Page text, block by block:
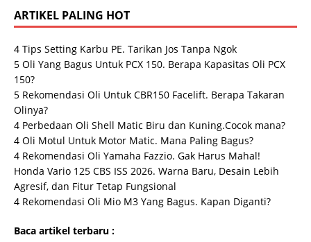
ARTIKEL PALING HOT
4 Tips Setting Karbu PE. Tarikan Jos Tanpa Ngok
5 Oli Yang Bagus Untuk PCX 150. Berapa Kapasitas Oli PCX
150?
5 Rekomendasi Oli Untuk CBR150 Facelift. Berapa Takaran
Olinya?
4 Perbedaan Oli Shell Matic Biru dan Kuning.Cocok mana?
4 Oli Motul Untuk Motor Matic. Mana Paling Bagus?
4 Rekomendasi Oli Yamaha Fazzio. Gak Harus Mahal!
Honda Vario 125 CBS ISS 2026. Warna Baru, Desain Lebih
Agresif, dan Fitur Tetap Fungsional
4 Rekomendasi Oli Mio M3 Yang Bagus. Kapan Diganti?
Baca artikel terbaru :